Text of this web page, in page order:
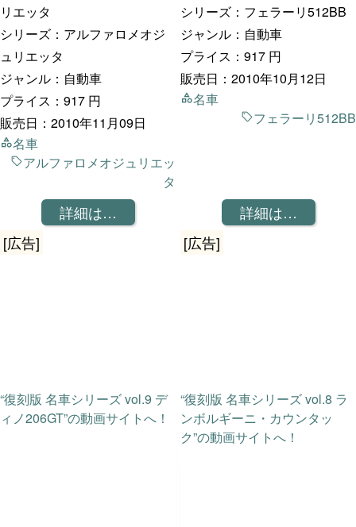
リエッタ
シリーズ：アルファロメオジ
ュリエッタ
ジャンル：自動車
プライス：917 円
販売日：2010年11月09日
名車
アルファロメオジュリエッ
タ
詳細は…
シリーズ：フェラーリ512BB
ジャンル：自動車
プライス：917 円
販売日：2010年10月12日
名車
フェラーリ512BB
詳細は…
[広告]
“復刻版 名車シリーズ vol.9 デ
ィノ206GT”の動画サイトへ！
[広告]
“復刻版 名車シリーズ vol.8 ラ
ンボルギーニ・カウンタッ
ク”の動画サイトへ！